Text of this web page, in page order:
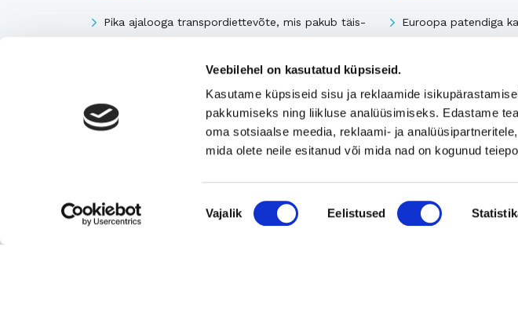
Veebilehel on kasutatud küpsiseid.
Kasutame küpsiseid sisu ja reklaamide
pakkumiseks ning liikluse analüüsimiseks. Edastame
oma sotsiaalse meedia, reklaami- ja
mida olete neile esitanud või mida nad on kogunud
Nõusoleku
valik
Vajalik Eelistused
Pika ajalooga transpordiettevõte, mis pakub täis-
Skandinaavia ning Baltikumi suundadel.
Viimsi Lihapood – 35 aastat turul olnud kohalik
toidupood
Eesti moebränd, mis pakub kvaliteetseid ja
ainulaadseid naisterõivaid.
Rahvusvaheliselt tunnustatud metall- ja
Euroopa patendiga
Vaata kõiki